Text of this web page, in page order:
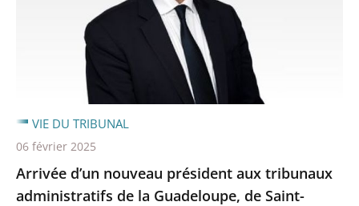
Arrivée d’un nouveau président aux tribunaux
administratifs de la Guadeloupe, de Saint-
VIE DU TRIBUNAL
06 février 2025